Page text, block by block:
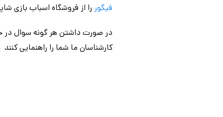
فیگور را از فروشگاه اسباب بازی
در صورت داشتن هر گونه سوال در
کارشناسان ما شما را راهنمایی کنند